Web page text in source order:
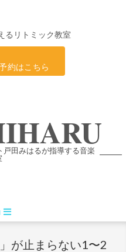
るリトミック教室
約はこちら
田みはるが指導する音楽
が止まらない1〜2